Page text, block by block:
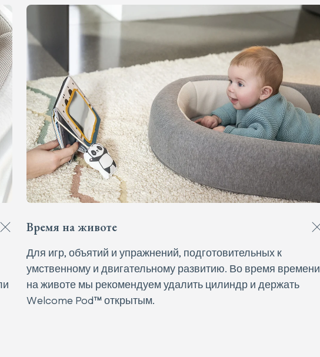
Время на животе
Для игр, объятий и упражнений, подготовительных к
умственному и двигательному развитию. Во время времени
на животе мы рекомендуем удалить цилиндр и держать
Welcome Pod™ открытым.